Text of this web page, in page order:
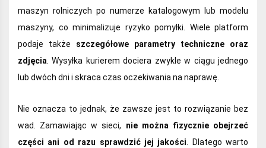
maszyn rolniczych po numerze katalogowym lub modelu
maszyny, co minimalizuje ryzyko pomyłki. Wiele platform
podaje także szczegółowe parametry techniczne oraz
zdjęcia. Wysyłka kurierem dociera zwykle w ciągu jednego
lub dwóch dni i skraca czas oczekiwania na naprawę.
Nie oznacza to jednak, że zawsze jest to rozwiązanie bez
wad. Zamawiając w sieci, nie można fizycznie obejrzeć
części ani od razu sprawdzić jej jakości. Dlatego warto